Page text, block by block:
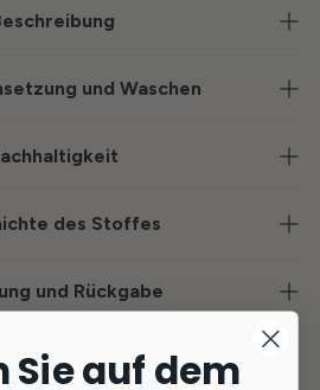
und Waschen
des Stoffes
und Rückgabe
Sie auf dem